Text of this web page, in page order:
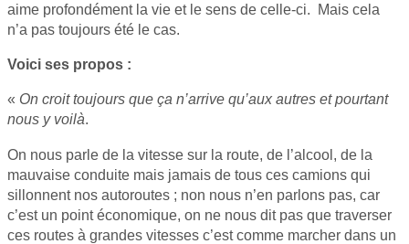
aime profondément la vie et le sens de celle-ci. Mais cela
n’a pas toujours été le cas.
Voici ses propos :
« On croit toujours que ça n’arrive qu’aux autres et pourtant
nous y voilà.
On nous parle de la vitesse sur la route, de l’alcool, de la
mauvaise conduite mais jamais de tous ces camions qui
sillonnent nos autoroutes ; non nous n’en parlons pas, car
c’est un point économique, on ne nous dit pas que traverser
ces routes à grandes vitesses c’est comme marcher dans un